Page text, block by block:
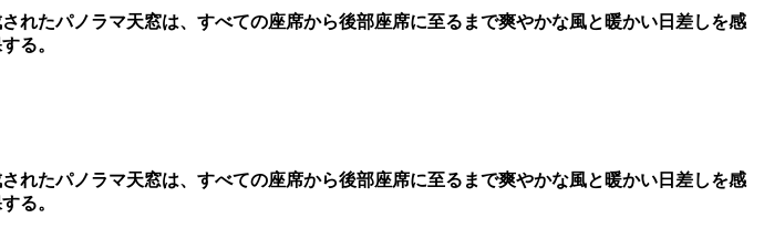
れたパノラマ天窓は、すべての座席から後部座席に至るまで爽やかな風と暖かい日差しを感
る。
れたパノラマ天窓は、すべての座席から後部座席に至るまで爽やかな風と暖かい日差しを感
る。